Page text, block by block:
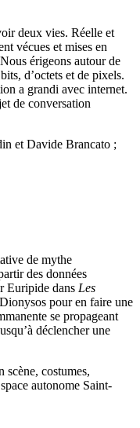
deux vies. Réelle et
vécues et mises en
érigeons autour de
d’octets et de pixels.
a grandi avec internet.
de conversation
et Davide Brancato ;
de mythe
des données
Euripide dans Les
pour en faire une
se propageant
déclencher une
scène, costumes,
autonome Saint-